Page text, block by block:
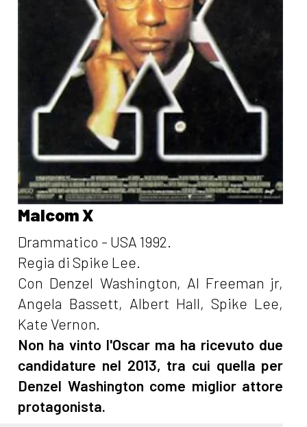
Malcom X
Drammatico - USA 1992.
Regia di Spike Lee.
Con Denzel Washington, Al Freeman jr,
Angela Bassett, Albert Hall, Spike Lee,
Kate Vernon.
Non ha vinto l'Oscar ma ha ricevuto due
candidature nel 2013, tra cui quella per
Denzel Washington come miglior attore
protagonista.